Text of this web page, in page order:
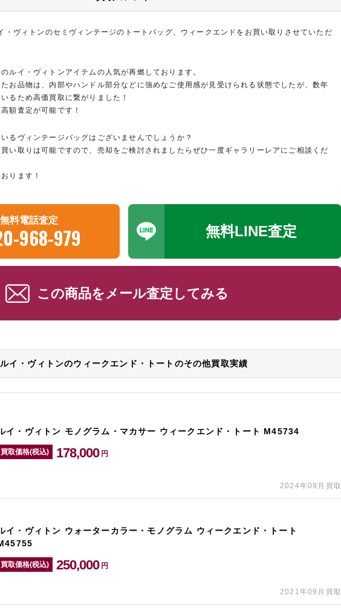
・ヴィトンのセミヴィンテージのトートバッグ、ウィークエンドをお買い取りさせていただ
ルイ・ヴィトンアイテムの人気が再燃しております。
お品物は、内部やハンドル部分などに強めなご使用感が見受けられる状態でしたが、数年
るため高価買取に繋がりました！
額査定が可能です！
るヴィンテージバッグはございませんでしょうか？
い取りは可能ですので、売却をご検討されましたらぜひ一度ギャラリーレアにご相談くだ
ります！
無料電話査定
968-979 無料LINE査定
この商品をメール査定してみる
ルイ・ヴィトンのウィークエンド・トートのその他買取実績
イ・ヴィトン モノグラム・マカサー ウィークエンド・トート M45734
買取価格(税込) 178,000 円
2024年09月買取
イ・ヴィトン ウォーターカラー・モノグラム ウィークエンド・トート
買取価格(税込) 250,000 円
2021年09月買取